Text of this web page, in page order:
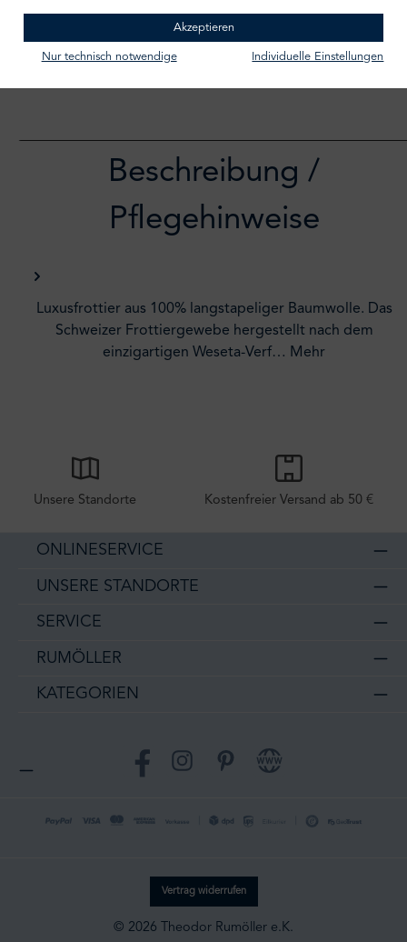
Zum Merkzettel hinzufügen
Beschreibung /
Pflegehinweise
Luxusfrottier aus 100% langstapeliger Baumwolle. Das
Schweizer Frottiergewebe hergestellt nach dem
einzigartigen Weseta-Verf… Mehr
Unsere Standorte Kostenfreier Versand ab 50 €
ONLINESERVICE
UNSERE STANDORTE
SERVICE
RUMÖLLER
KATEGORIEN
Facebook Instagram Pinterest Website
Vertrag widerrufen
© 2026 Theodor Rumöller e.K.
Akzeptieren
Nur technisch notwendige Individuelle Einstellungen